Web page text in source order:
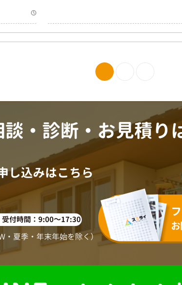
・診断・お見積り
し込みはこちら
0120-918-519
受付時間：9:00～17:30
・夏季・年末年始を除く）